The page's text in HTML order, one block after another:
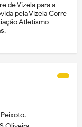
de Vizela para a
pela Vizela Corre
Atletismo